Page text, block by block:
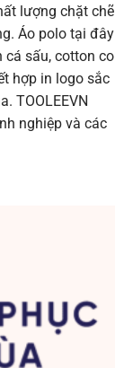
lượng chặt chẽ
Áo polo tại đây
sấu, cotton co
hợp in logo sắc
TOOLEEVN
nghiệp và các